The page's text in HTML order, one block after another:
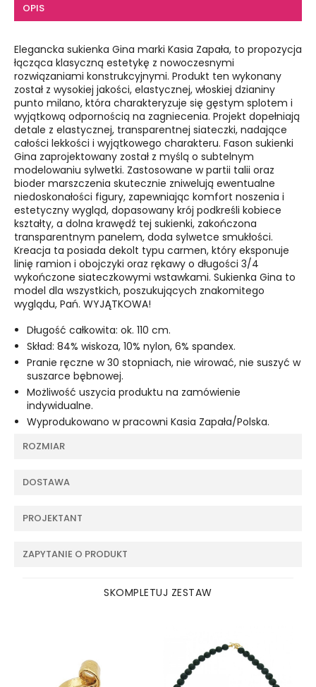
OPIS
Elegancka sukienka Gina marki Kasia Zapała, to propozycja
łącząca klasyczną estetykę z nowoczesnymi
rozwiązaniami konstrukcyjnymi. Produkt ten wykonany
został z wysokiej jakości, elastycznej, włoskiej dzianiny
punto milano, która charakteryzuje się gęstym splotem i
wyjątkową odpornością na zagniecenia. Projekt dopełniają
detale z elastycznej, transparentnej siateczki, nadające
całości lekkości i wyjątkowego charakteru. Fason sukienki
Gina zaprojektowany został z myślą o subtelnym
modelowaniu sylwetki. Zastosowane w partii talii oraz
bioder marszczenia skutecznie zniwelują ewentualne
niedoskonałości figury, zapewniając komfort noszenia i
estetyczny wygląd, dopasowany krój podkreśli kobiece
kształty, a dolna krawędź tej sukienki, zakończona
transparentnym panelem, doda sylwetce smukłości.
Kreacja ta posiada dekolt typu carmen, który eksponuje
linię ramion i obojczyki oraz rękawy o długości 3/4
wykończone siateczkowymi wstawkami. Sukienka Gina to
model dla wszystkich, poszukujących znakomitego
wyglądu, Pań. WYJĄTKOWA!
Długość całkowita: ok. 110 cm.
Skład: 84% wiskoza, 10% nylon, 6% spandex.
Pranie ręczne w 30 stopniach, nie wirować, nie suszyć w
suszarce bębnowej.
Możliwość uszycia produktu na zamówienie
indywidualne.
Wyprodukowano w pracowni Kasia Zapała/Polska.
ROZMIAR
DOSTAWA
PROJEKTANT
ZAPYTANIE O PRODUKT
SKOMPLETUJ ZESTAW